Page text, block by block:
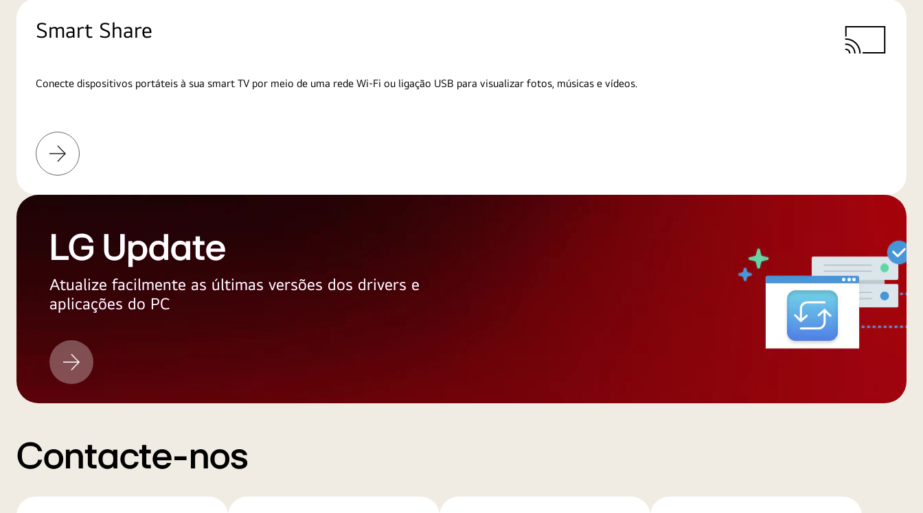
Smart Share
Conecte dispositivos portáteis à sua smart TV por meio de uma rede Wi-Fi ou ligação USB para visualizar fotos, músicas e vídeos.
Saiba
mais
LG Update
Atualize facilmente as últimas versões dos drivers e
aplicações do PC
LG
Update
Contacte-nos